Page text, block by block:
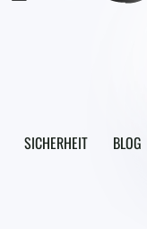
SICHERHEIT BLOG